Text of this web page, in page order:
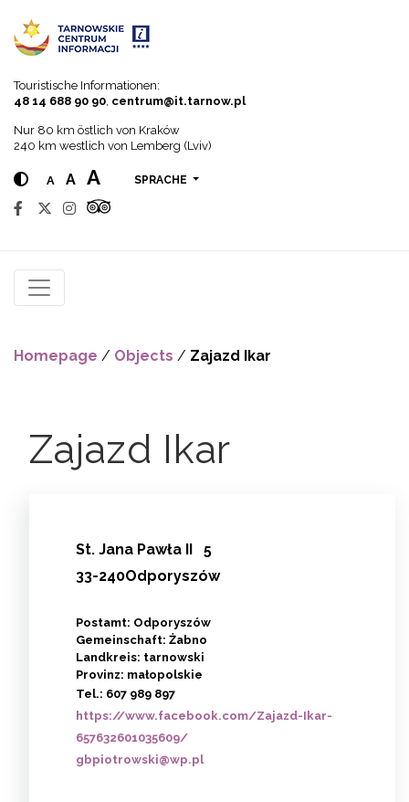
Touristische Informationen:
48 14 688 90 90 centrum@it.tarnow.pl
Nur 80 km östlich von Kraków
240 km westlich von Lemberg (Lviv)
A A A SPRACHE
Homepage / Objects / Zajazd Ikar
Zajazd Ikar
St. Jana Pawła II
5
33-240Odporyszów
Postamt: Odporyszów
Gemeinschaft: Żabno
Landkreis: tarnowski
Provinz: małopolskie
Tel.: 607 989 897
https://www.facebook.com/Zajazd-Ikar-
657632601035609/
gbpiotrowski@wp.pl